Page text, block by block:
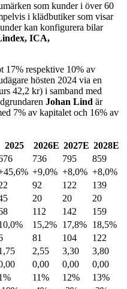
som kunder i över 60
i klädbutiker som visar
kan konfigurera bilar
ICA,
17% respektive 10% av
hösten 2024 via en
42,2 kr) i samband med
Johan Lind är
7% av kapitalet och 16% av
2025 2026E 2027E 2028E
736 795
859
+9,0% +8,0% +8,0%
92 122
139
20 20
20
112 142
159
15,2% 17,8% 18,5%
81 104
122
2,55 3,30
3,80
0,00 0,00
0,00
11% 12%
13%